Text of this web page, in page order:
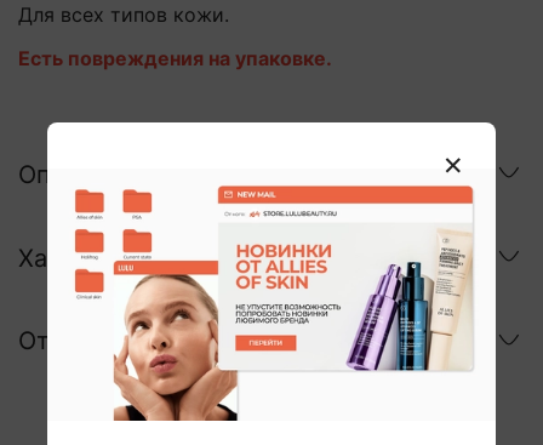
Для всех типов кожи.
Есть повреждения на упаковке.
Описание
Характеристики
Отзывы